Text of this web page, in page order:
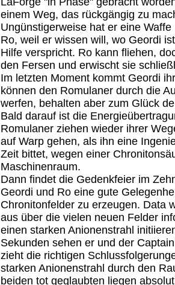
einem Weg, das rückgängig zu
Ungünstigerweise hat er eine
Ro, weil er wissen will, wo Geordi
Hilfe verspricht. Ro kann fliehen,
den Fersen und erwischt sie
Im letzten Moment kommt Geordi
können den Romulaner durch die
werfen, behalten aber zum Glück
Bald darauf ist die
Romulaner ziehen wieder ihrer
auf Warp gehen, als ihn eine
Zeit bittet, wegen einer
Maschinenraum.
Dann findet die Gedenkfeier im
Geordi und Ro eine gute
Chronitonfelder zu erzeugen. Data
aus über die vielen neuen Felder
einen starken Anionenstrahl
Sekunden sehen er und der
zieht die richtigen
starken Anionenstrahl durch den
beiden tot geglaubten liegen